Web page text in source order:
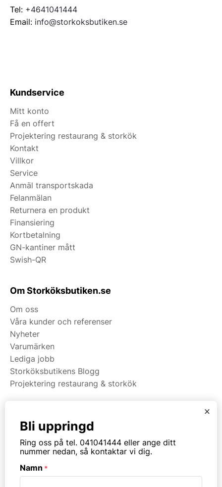
Tel: +4641041444
Email: info@storkoksbutiken.se
Kundservice
Mitt konto
Få en offert
Projektering restaurang & storkök
Kontakt
Villkor
Service
Anmäl transportskada
Felanmälan
Returnera en produkt
Finansiering
Kortbetalning
GN-kantiner mått
Swish-QR
Om Storköksbutiken.se
Om oss
Våra kunder och referenser
Nyheter
Varumärken
Lediga jobb
Storköksbutikens Blogg
Projektering restaurang & storkök
Restaurangmaskiner
Kök & Matsal
Köksinredning & Rostfritt
Restaurangmöbler
x
Bli uppringd
Ring oss på tel. 041041444 eller ange ditt
nummer nedan, så kontaktar vi dig.
Namn *